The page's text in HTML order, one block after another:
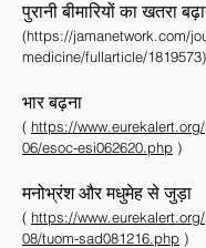
पुरानी बीमारियों का खतरा
(https://jamanetwork.com/
medicine/fullarticle/1819573)
भार बढ़ना
( https://
06/esoc-esi062620.php )
मनोभ्रंश और मधुमेह से जुड़ा
( https://
08/tuom-sad081216.php )